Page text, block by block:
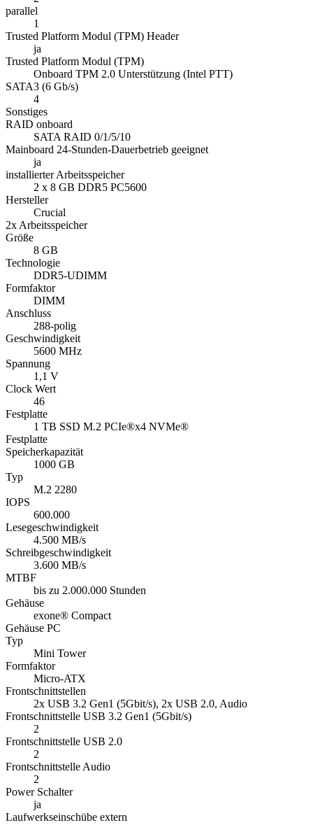
parallel
1
Trusted Platform Modul (TPM) Header
ja
Trusted Platform Modul (TPM)
Onboard TPM 2.0 Unterstützung (Intel PTT)
SATA3 (6 Gb/s)
4
Sonstiges
RAID onboard
SATA RAID 0/1/5/10
Mainboard 24-Stunden-Dauerbetrieb geeignet
ja
installierter Arbeitsspeicher
2 x 8 GB DDR5 PC5600
Hersteller
Crucial
2x Arbeitsspeicher
Größe
8 GB
Technologie
DDR5-UDIMM
Formfaktor
DIMM
Anschluss
288-polig
Geschwindigkeit
5600 MHz
Spannung
1,1 V
Clock Wert
46
Festplatte
1 TB SSD M.2 PCIe®x4 NVMe®
Festplatte
Speicherkapazität
1000 GB
Typ
M.2 2280
IOPS
600.000
Lesegeschwindigkeit
4.500 MB/s
Schreibgeschwindigkeit
3.600 MB/s
MTBF
bis zu 2.000.000 Stunden
Gehäuse
exone® Compact
Gehäuse PC
Typ
Mini Tower
Formfaktor
Micro-ATX
Frontschnittstellen
2x USB 3.2 Gen1 (5Gbit/s), 2x USB 2.0, Audio
Frontschnittstelle USB 3.2 Gen1 (5Gbit/s)
2
Frontschnittstelle USB 2.0
2
Frontschnittstelle Audio
2
Power Schalter
ja
Laufwerkseinschübe extern